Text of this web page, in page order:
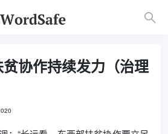
协作持续发力（治理